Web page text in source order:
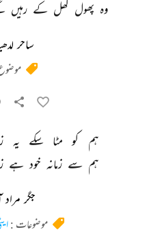
وہ پھول کھل کے رہیں
ساحر
ہم کو مٹا سکے یہ
ہم سے زمانہ خود ہے
جگر
موضوعات :